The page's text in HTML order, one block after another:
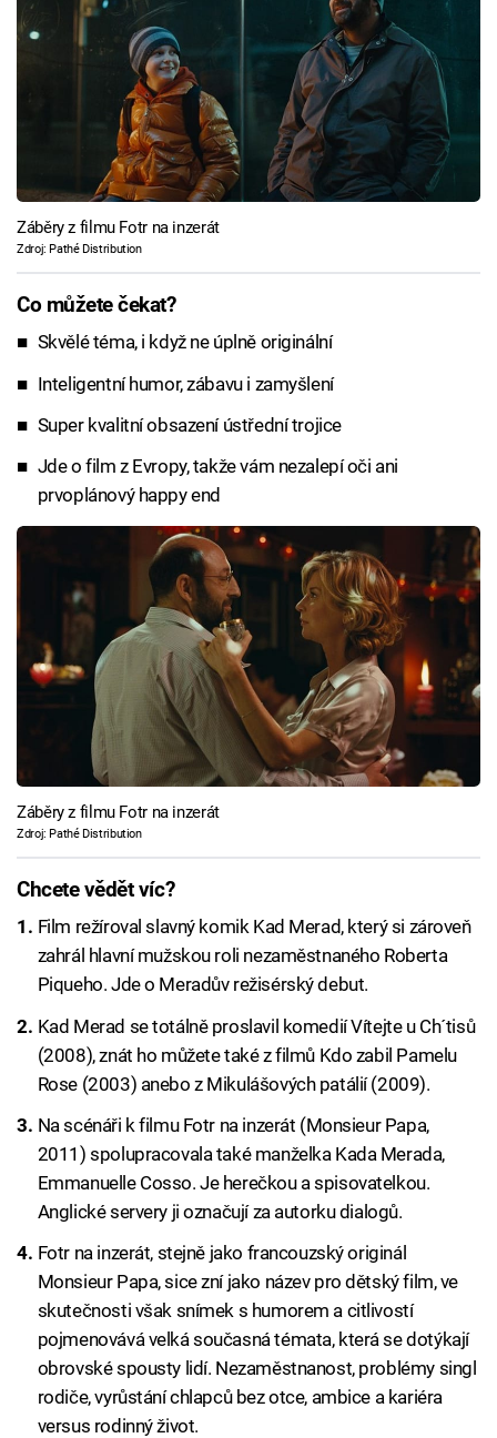
Záběry z filmu Fotr na inzerát
Zdroj: Pathé Distribution
Co můžete čekat?
Skvělé téma, i když ne úplně originální
Inteligentní humor, zábavu i zamyšlení
Super kvalitní obsazení ústřední trojice
Jde o film z Evropy, takže vám nezalepí oči ani
prvoplánový happy end
Záběry z filmu Fotr na inzerát
Zdroj: Pathé Distribution
Chcete vědět víc?
Film režíroval slavný komik Kad Merad, který si zároveň
zahrál hlavní mužskou roli nezaměstnaného Roberta
Piqueho. Jde o Meradův režisérský debut.
Kad Merad se totálně proslavil komedií Vítejte u Ch´tisů
(2008), znát ho můžete také z filmů Kdo zabil Pamelu
Rose (2003) anebo z Mikulášových patálií (2009).
Na scénáři k filmu Fotr na inzerát (Monsieur Papa,
2011) spolupracovala také manželka Kada Merada,
Emmanuelle Cosso. Je herečkou a spisovatelkou.
Anglické servery ji označují za autorku dialogů.
Fotr na inzerát, stejně jako francouzský originál
Monsieur Papa, sice zní jako název pro dětský film, ve
skutečnosti však snímek s humorem a citlivostí
pojmenovává velká současná témata, která se dotýkají
obrovské spousty lidí. Nezaměstnanost, problémy singl
rodiče, vyrůstání chlapců bez otce, ambice a kariéra
versus rodinný život.